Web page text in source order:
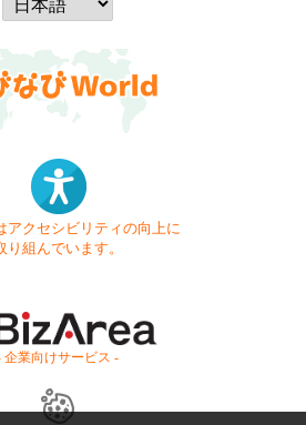
アクセシビリティの向上に
り組んでいます。
企業向けサービス -